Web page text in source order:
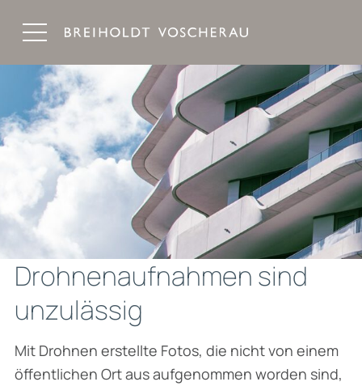
Drohnenaufnahmen sind
unzulässig
Mit Drohnen erstellte Fotos, die nicht von einem
öffentlichen Ort aus aufgenommen worden sind,